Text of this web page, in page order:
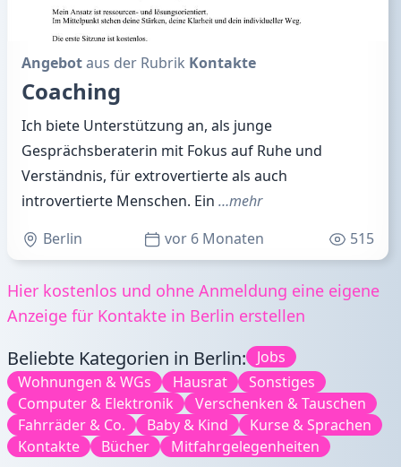
Angebotaus der Rubrik Kontakte
Coaching
Ich biete Unterstützung an, als junge
Gesprächsberaterin mit Fokus auf Ruhe und
Verständnis, für extrovertierte als auch
introvertierte Menschen. Ein …mehr
Berlin
vor 6 Monaten 515
Hier kostenlos und ohne Anmeldung eine eigene
Anzeige für Kontakte in Berlin erstellen
Beliebte Kategorien in Berlin:
Jobs
Wohnungen & WGs
Hausrat
Sonstiges
Computer & Elektronik
Verschenken & Tauschen
Fahrräder & Co.
Baby & Kind
Kurse & Sprachen
Kontakte
Bücher Mitfahrgelegenheiten